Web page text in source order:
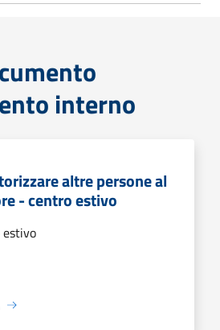
interno
altre persone al
- centro estivo
estivo